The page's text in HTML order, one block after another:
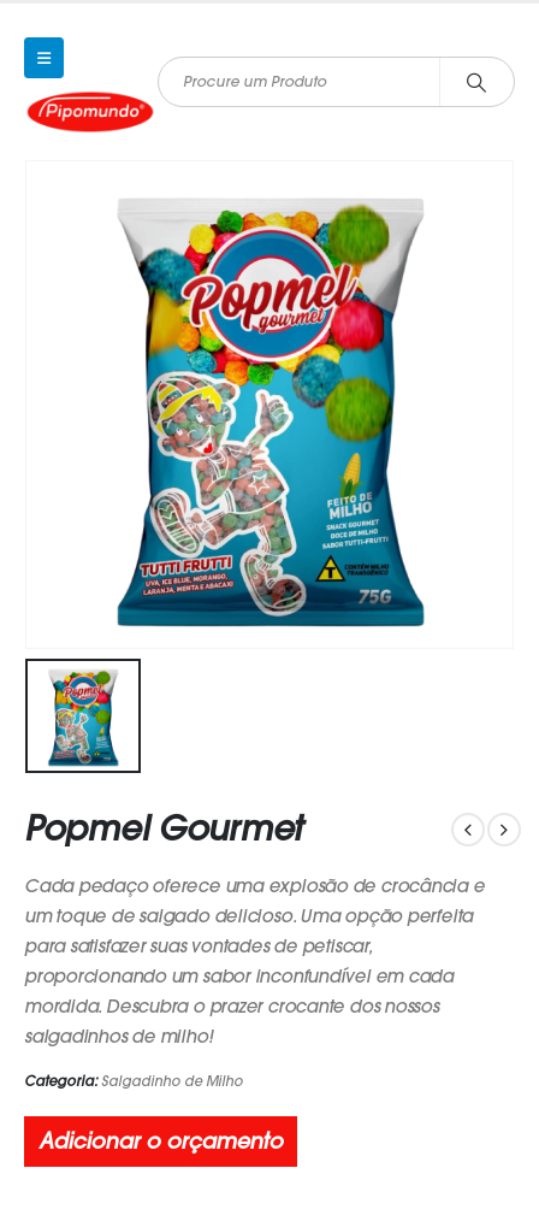
Popmel Gourmet
Cada pedaço oferece uma explosão de crocância e
um toque de salgado delicioso. Uma opção perfeita
para satisfazer suas vontades de petiscar,
proporcionando um sabor inconfundível em cada
mordida. Descubra o prazer crocante dos nossos
salgadinhos de milho!
Categoria:Salgadinho de Milho
Adicionar o orçamento